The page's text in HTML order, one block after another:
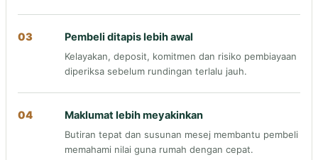
03 Pembeli ditapis lebih awal
Kelayakan, deposit, komitmen dan risiko pembiayaan
diperiksa sebelum rundingan terlalu jauh.
04 Maklumat lebih meyakinkan
Butiran tepat dan susunan mesej membantu pembeli
memahami nilai guna rumah dengan cepat.